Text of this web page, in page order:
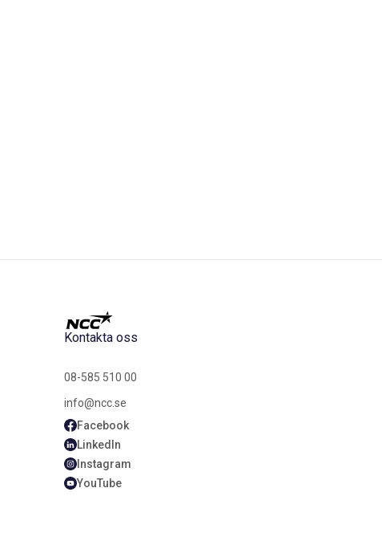
Kontakta oss
08-585 510 00
info@ncc.se
Facebook
LinkedIn
Instagram
YouTube